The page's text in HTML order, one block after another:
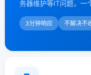
务器维护等IT问题，一
3分钟响应 不解决不